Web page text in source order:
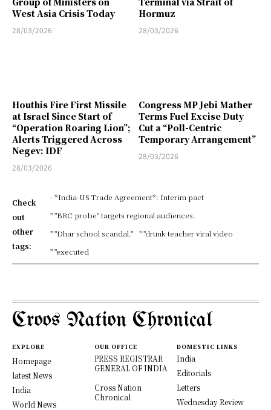
West Asia Crisis Today
28/03/2026
Hormuz
28/03/2026
Houthis Fire First Missile
at Israel Since Start of
“Operation Roaring Lion”;
Alerts Triggered Across
Negev: IDF
28/03/2026
Congress MP Jebi Mather
Terms Fuel Excise Duty
Cut a “Poll-Centric
Temporary Arrangement”
28/03/2026
Check
out
other
tags:
- *India-US Trade Agreement*: Interim pact
" "BRC probe" targets regional audiences.
" "Dhar school scandal." " "drunk teacher viral video
" "executed
Croos Nation Chronical
EXPLORE
Homepage
latest News
India
World News
OUR OFFICE
PRESS REGISTRAR
GENERAL OF INDIA
Cross Nation
Chronical
DOMESTIC LINKS
India
Editorials
Letters
Wednesday Review